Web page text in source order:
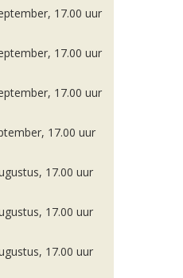
17.00 uur
17.00 uur
17.00 uur
17.00 uur
17.00 uur
17.00 uur
17.00 uur